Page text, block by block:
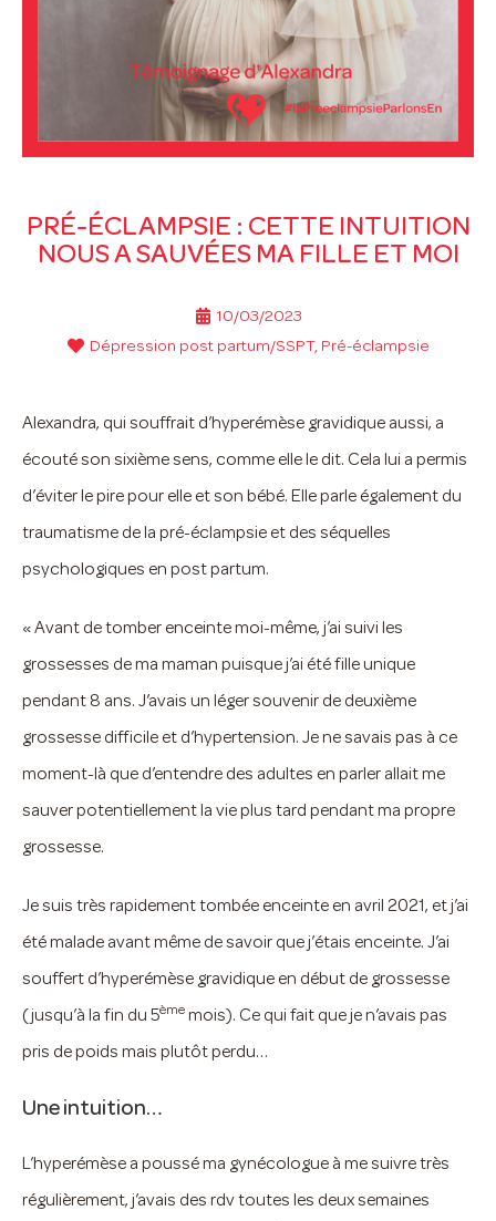
PRÉ-ÉCLAMPSIE : CETTE INTUITION
NOUS A SAUVÉES MA FILLE ET MOI
10/03/2023
Dépression post partum/SSPT, Pré-éclampsie
Alexandra, qui souffrait d’hyperémèse gravidique aussi, a
écouté son sixième sens, comme elle le dit. Cela lui a permis
d’éviter le pire pour elle et son bébé. Elle parle également du
traumatisme de la pré-éclampsie et des séquelles
psychologiques en post partum.
« Avant de tomber enceinte moi-même, j’ai suivi les
grossesses de ma maman puisque j’ai été fille unique
pendant 8 ans. J’avais un léger souvenir de deuxième
grossesse difficile et d’hypertension. Je ne savais pas à ce
moment-là que d’entendre des adultes en parler allait me
sauver potentiellement la vie plus tard pendant ma propre
grossesse.
Je suis très rapidement tombée enceinte en avril 2021, et j’ai
été malade avant même de savoir que j’étais enceinte. J’ai
souffert d’hyperémèse gravidique en début de grossesse
(jusqu’à la fin du 5ème mois). Ce qui fait que je n’avais pas
pris de poids mais plutôt perdu…
Une intuition…
L’hyperémèse a poussé ma gynécologue à me suivre très
régulièrement, j’avais des rdv toutes les deux semaines